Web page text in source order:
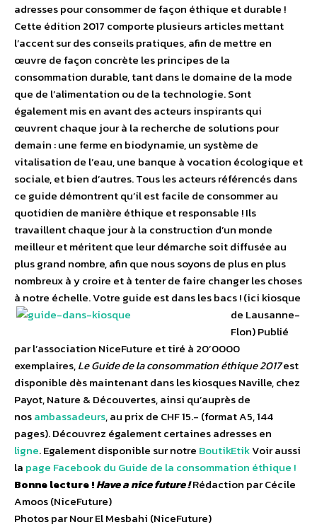
adresses pour consommer de façon éthique et durable !
Cette édition 2017 comporte plusieurs articles mettant
l’accent sur des conseils pratiques, afin de mettre en
œuvre de façon concrète les principes de la
consommation durable, tant dans le domaine de la mode
que de l’alimentation ou de la technologie. Sont
également mis en avant des acteurs inspirants qui
œuvrent chaque jour à la recherche de solutions pour
demain : une ferme en biodynamie, un système de
vitalisation de l’eau, une banque à vocation écologique et
sociale, et bien d’autres. Tous les acteurs référencés dans
ce guide démontrent qu’il est facile de consommer au
quotidien de manière éthique et responsable ! Ils
travaillent chaque jour à la construction d’un monde
meilleur et méritent que leur démarche soit diffusée au
plus grand nombre, afin que nous soyons de plus en plus
nombreux à y croire et à tenter de faire changer les choses
à notre échelle.Votre guide est dans les bacs ! (ici kiosque
de Lausanne-
Flon) Publié
par l’association NiceFuture et tiré à 20’0000
exemplaires,Le Guide de la consommation éthique 2017est
disponible dès maintenant dans les kiosques Naville, chez
Payot, Nature & Découvertes, ainsi qu’auprès de
nosambassadeurs, au prix de CHF 15.- (format A5, 144
pages). Découvrez également certaines adresses en
ligne. Egalement disponible sur notre BoutikEtikVoir aussi
la page Facebook du Guide de la consommation éthique !
Bonne lecture !Have a nice future !Rédaction par Cécile
Amoos (NiceFuture)
Photos par Nour El Mesbahi (NiceFuture)